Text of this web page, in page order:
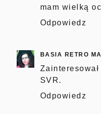
mam wielką
Odpowiedz
BASIA RETRO
SVR.
Odpowiedz